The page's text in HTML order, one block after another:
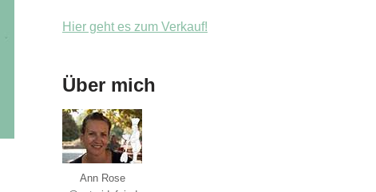
Hier geht es zum Verkauf!
Über mich
Ann Rose